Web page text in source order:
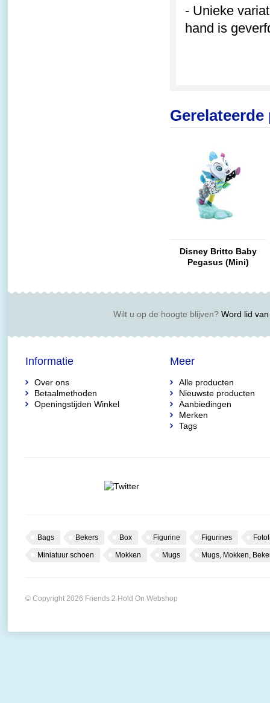
- Unieke
hand is
Disney Britto Baby
Pegasus (Mini)
Wilt u op de hoogte blijven?Word lid van
Informatie
Over ons
Betaalmethoden
Openingstijden Winkel
Meer
Alle producten
Nieuwste producten
Aanbiedingen
Merken
Tags
Bags Bekers Box Figurine Figurines
Miniatuur schoen Mokken Mugs Mugs, Mokken,
© Copyright 2026 Friends 2 Hold On Webshop